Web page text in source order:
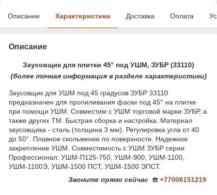
Описание Характеристики Доставка Оплата
Описание
Заусовщик для плитки 45° под УШМ, ЗУБР (33110)
(более точная информация в разделе характеристики)
Заусовщик для УШМ под 45 градусов ЗУБР 33110
предназначен для пропиливания фаски под 45° на плитке
при помощи УШМ. Совместим с УШМ торговой марки ЗУБР, а
также других ТМ. Быстрая сборка и настройка. Материал
заусовщика - сталь (толщина 3 мм). Регулировка угла от 40
до 50°. Плавное скольжение по поверхности. Надежное
закрепление УШМ. Совместимость с УШМ ЗУБР серии
Профессионал: УШМ-П125-750, УШМ-900, УШМ-1100,
УШМ-1100Э, УШМ-1500 ПСТ, УШМ-1500 ЭПСТ.
Звоните прямо сейчас ☎️ +77006151219